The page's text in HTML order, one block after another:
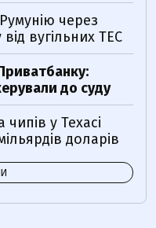
через
вугільних ТЕС
до суду
у Техасі
доларів